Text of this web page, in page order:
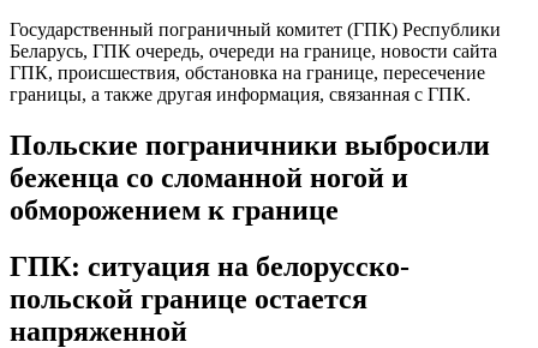
Государственный пограничный комитет (ГПК) Республики
Беларусь, ГПК очередь, очереди на границе, новости сайта
ГПК, происшествия, обстановка на границе, пересечение
границы, а также другая информация, связанная с ГПК.
Польские пограничники выбросили
беженца со сломанной ногой и
обморожением к границе
ГПК: ситуация на белорусско-
польской границе остается
напряженной